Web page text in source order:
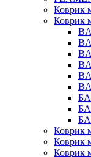
Коврик
Коврик
Коврик
Коврик